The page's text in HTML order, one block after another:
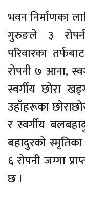
भवन निर्माणका
गुरुङले ३
परिवारका
रोपनी ७ आना,
स्वर्गीय छोरा
उहाँहरूका
र स्वर्गीय
बहादुरको
६ रोपनी जग्गा
छ ।